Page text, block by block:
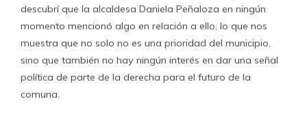
descubrí que la alcaldesa Daniela Peñaloza en ningún
momento mencionó algo en relación a ello, lo que nos
muestra que no solo no es una prioridad del municipio,
sino que también no hay ningún interés en dar una señal
política de parte de la derecha para el futuro de la
comuna.